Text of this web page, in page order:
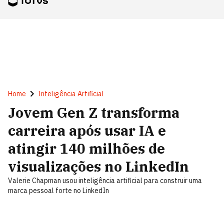
Home Inteligência Artificial
Jovem Gen Z transforma
carreira após usar IA e
atingir 140 milhões de
visualizações no LinkedIn
Valerie Chapman usou inteligência artificial para construir uma
marca pessoal forte no LinkedIn